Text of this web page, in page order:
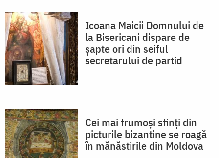
Icoana Maicii Domnului de
la Bisericani dispare de
șapte ori din seiful
secretarului de partid
Cei mai frumoși sfinți din
picturile bizantine se roagă
în mănăstirile din Moldova